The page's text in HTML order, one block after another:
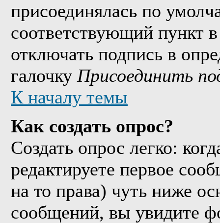
присоединялась по
соответствующий пункт
отключать подпись в
галочку Присоединить
К началу темы
Как создать опрос?
Создать опрос легко:
редактируете первое
на то права) чуть ниже
сообщений, вы увидите